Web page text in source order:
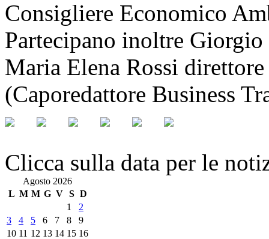
Consigliere Economico
Partecipano inoltre
Maria Elena Rossi
(Caporedattore Business
Clicca sulla data per le
Agosto 2026
L M M G V S D
1
2
3
4 5 6 7 8
9
10 11 12 13 14 15 16